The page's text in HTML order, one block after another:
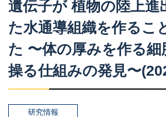
遺伝子が 植物の陸上進
た水通導組織を作るこ
た 〜体の厚みを作る細
操る仕組みの発見〜
研究情報